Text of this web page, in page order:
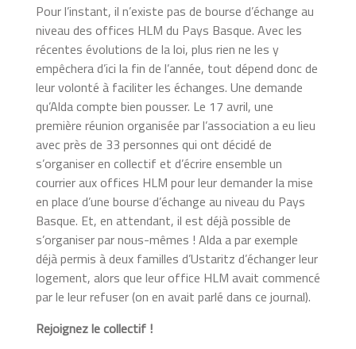
Pour l’instant, il n’existe pas de bourse d’échange au
niveau des offices HLM du Pays Basque. Avec les
récentes évolutions de la loi, plus rien ne les y
empêchera d’ici la fin de l’année, tout dépend donc de
leur volonté à faciliter les échanges. Une demande
qu’Alda compte bien pousser. Le 17 avril, une
première réunion organisée par l’association a eu lieu
avec près de 33 personnes qui ont décidé de
s’organiser en collectif et d’écrire ensemble un
courrier aux offices HLM pour leur demander la mise
en place d’une bourse d’échange au niveau du Pays
Basque. Et, en attendant, il est déjà possible de
s’organiser par nous-mêmes ! Alda a par exemple
déjà permis à deux familles d’Ustaritz d’échanger leur
logement, alors que leur office HLM avait commencé
par le leur refuser (on en avait parlé dans ce journal).
Rejoignez le collectif !